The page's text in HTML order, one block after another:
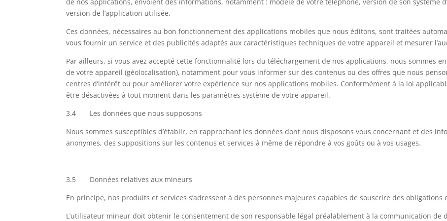
version de l’application utilisée.
Ces données, nécessaires au bon fonctionnement des applications mobiles que nous éditons, sont traitées
vous fournir un service et des publicités adaptés aux caractéristiques techniques de votre appareil et mesurer
Par ailleurs, si vous avez accepté cette fonctionnalité lors du téléchargement de nos applications, nous sommes
de votre appareil (géolocalisation), notamment pour vous informer sur des contenus ou des offres que nous
centres d’intérêt ou pour améliorer votre expérience sur nos applications mobiles. Conformément à la loi
être désactivées à tout moment dans les paramètres système de votre appareil.
3.4 Les données que nous supposons
Nous sommes susceptibles d’établir, en rapprochant les données dont nous disposons vous concernant et des
anonymes, des suppositions sur les contenus et services à même de répondre à vos goûts ou à vos usages.
3.5 Données relatives aux mineurs
En principe, nos produits et services s’adressent à des personnes majeures capables de souscrire des obligations
L’utilisateur mineur doit obtenir le consentement de son responsable légal préalablement à la communication de